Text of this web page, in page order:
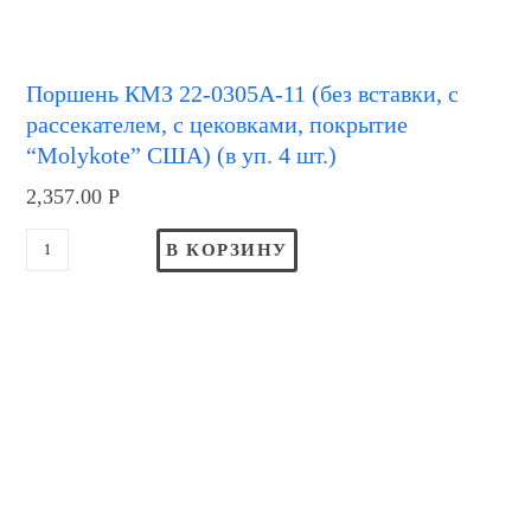
Поршень КМЗ 22-0305А-11 (без вставки, с
рассекателем, с цековками, покрытие
“Molykote” США) (в уп. 4 шт.)
2,357.00Р
В КОРЗИНУ